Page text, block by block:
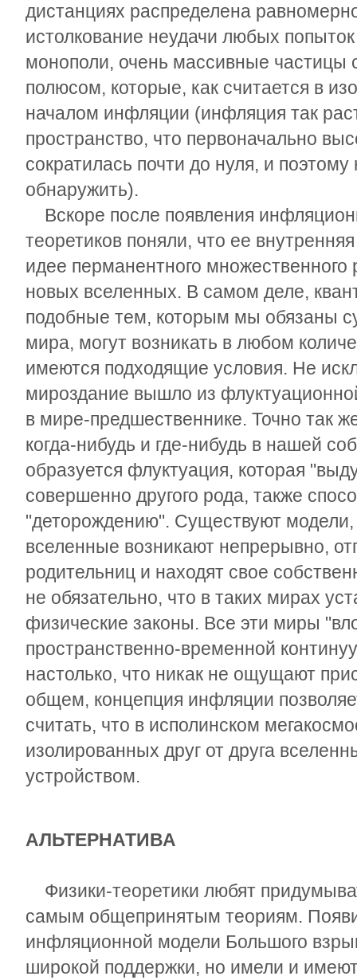
дистанциях распределена
истолкование неудачи любых
монополи, очень массивные
полюсом, которые, как считается в
началом инфляции (инфляция так
пространство, что первоначально
сократилась почти до нуля, и
обнаружить).
Вскоре после появления
теоретиков поняли, что ее
идее перманентного
новых вселенных. В самом деле,
подобные тем, которым мы обязаны
мира, могут возникать в любом
имеются подходящие условия. Не
мироздание вышло из
в мире-предшественнике. Точно так
когда-нибудь и где-нибудь в нашей
образуется флуктуация, которая
совершенно другого рода, также
"деторождению". Существуют модели,
вселенные возникают непрерывно,
родительниц и находят свое
не обязательно, что в таких мирах
физические законы. Все эти миры
пространственно-временной
настолько, что никак не ощущают
общем, концепция инфляции
считать, что в исполинском
изолированных друг от друга
устройством.
АЛЬТЕРНАТИВА
Физики-теоретики любят
самым общепринятым теориям.
инфляционной модели Большого
широкой поддержки, но имели и